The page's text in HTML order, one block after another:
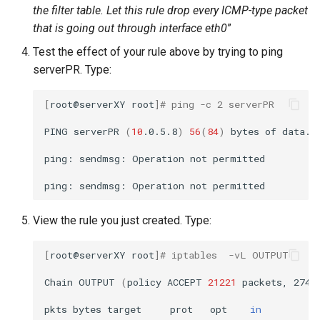
the filter table. Let this rule drop every ICMP-type packet
that is going out through interface eth0”
Test the effect of your rule above by trying to ping
serverPR. Type:
[root@serverXY root]# ping -c 2 serverPR
PING serverPR ( 10 .0.5.8) 56( 84) bytes of data.
ping: sendmsg: Operation not permitted
ping: sendmsg: Operation not
View the rule you just created. Type:
[root@serverXY root]# iptables  -vL OUTPUT
Chain OUTPUT (policy ACCEPT 21221 packets,
pkts bytes target prot opt in